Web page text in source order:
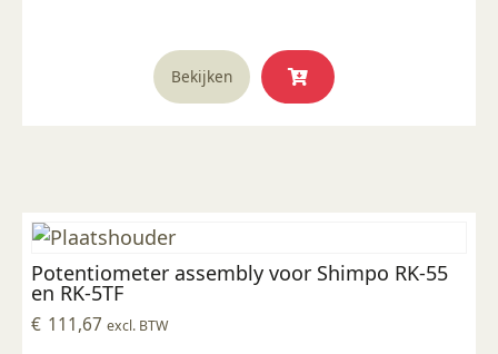
Bekijken
Potentiometer assembly voor Shimpo RK-55
en RK-5TF
€ 111,67 excl. BTW